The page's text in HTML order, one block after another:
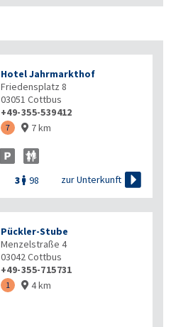
Hotel Jahrmarkthof
Friedensplatz 8
03051 Cottbus
+49-355-539412
7  7 km
3  98 zur Unterkunft 
Pückler-Stube
Menzelstraße 4
03042Cottbus
+49-355-715731
1  4 km